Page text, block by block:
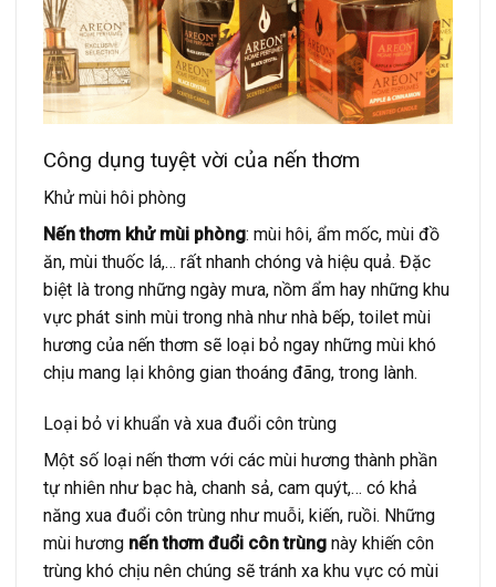
Công dụng tuyệt vời của nến thơm
Khử mùi hôi phòng
Nến thơm khử mùi phòng: mùi hôi, ẩm mốc, mùi đồ
ăn, mùi thuốc lá,… rất nhanh chóng và hiệu quả. Đặc
biệt là trong những ngày mưa, nồm ẩm hay những khu
vực phát sinh mùi trong nhà như nhà bếp, toilet mùi
hương của nến thơm sẽ loại bỏ ngay những mùi khó
chịu mang lại không gian thoáng đãng, trong lành.
Loại bỏ vi khuẩn và xua đuổi côn trùng
Một số loại nến thơm với các mùi hương thành phần
tự nhiên như bạc hà, chanh sả, cam quýt,… có khả
năng xua đuổi côn trùng như muỗi, kiến, ruồi. Những
mùi hương nến thơm đuổi côn trùng này khiến côn
trùng khó chịu nên chúng sẽ tránh xa khu vực có mùi